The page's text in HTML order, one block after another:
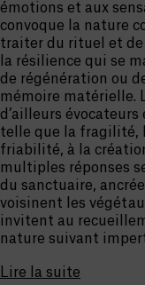
émotions et aux
convoque la nature
traiter du rituel et
la résilience qui se
de régénération ou
mémoire matérielle.
d’ailleurs
telle que la fragilité,
friabilité, à la
multiples réponses
du sanctuaire,
voisinent les
invitent au
nature suivant
Lire la suite